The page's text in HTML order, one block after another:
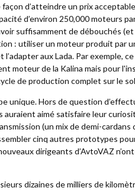
façon d’atteindre un prix
d’environ 250,000 moteurs par
suffisamment de débouchés
: utiliser un moteur produit par
aux Lada. Par exemple,
moteur de la Kalina mais pour
de production complet sur le
unique. Hors de question
auraient aimé satisfaire leur
(un mix de demi-
cinq autres prototypes
dirigeants d’AvtoVAZ
dizaines de milliers de